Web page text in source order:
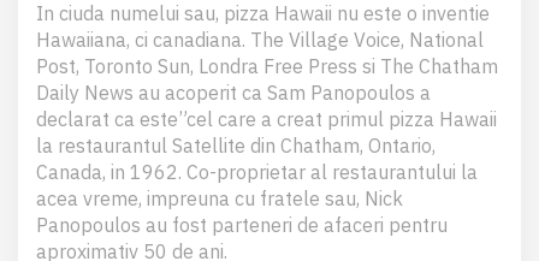
In ciuda numelui sau, pizza Hawaii nu este o inventie
Hawaiiana, ci canadiana. The Village Voice, National
Post, Toronto Sun, Londra Free Press si The Chatham
Daily News au acoperit ca Sam Panopoulos a
declarat ca este”cel care a creat primul pizza Hawaii
la restaurantul Satellite din Chatham, Ontario,
Canada, in 1962. Co-proprietar al restaurantului la
acea vreme, impreuna cu fratele sau, Nick
Panopoulos au fost parteneri de afaceri pentru
aproximativ 50 de ani.